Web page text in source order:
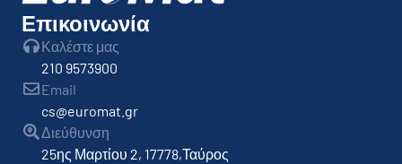
Επικοινωνία
Καλέστε μας
210 9573900
Email
cs@euromat.gr
Διεύθυνση
25ης Μαρτίου 2, 17778,Ταύρος